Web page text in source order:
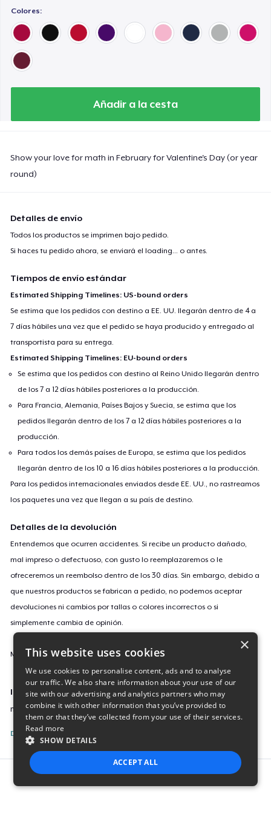
Colores:
Añadir a la cesta
Show your love for math in February for Valentine's Day (or year
round)
Detalles de envío
Todos los productos se imprimen bajo pedido.
Si haces tu pedido ahora, se enviará elloading... o antes.
Tiempos de envío estándar
Estimated Shipping Timelines: US-bound orders
Se estima que los pedidos con destino a EE. UU. llegarán dentro de 4 a
7 días hábiles una vez que el pedido se haya producido y entregado al
transportista para su entrega.
Estimated Shipping Timelines: EU-bound orders
Se estima que los pedidos con destino al Reino Unido llegarán dentro
de los 7 a 12 días hábiles posteriores a la producción.
Para Francia, Alemania, Países Bajos y Suecia, se estima que los
pedidos llegarán dentro de los 7 a 12 días hábiles posteriores a la
producción.
Para todos los demás países de Europa, se estima que los pedidos
llegarán dentro de los 10 a 16 días hábiles posteriores a la producción.
Para los pedidos internacionales enviados desde EE. UU., no rastreamos
los paquetes una vez que llegan a su país de destino.
Detalles de la devolución
Entendemos que ocurren accidentes. Si recibe un producto dañado,
mal impreso o defectuoso, con gusto lo reemplazaremos o le
ofreceremos un reembolso dentro de los 30 días. Sin embargo, debido a
que nuestros productos se fabrican a pedido, no podemos aceptar
devoluciones ni cambios por tallas o colores incorrectos o si
simplemente cambia de opinión.
Más información sobre nuestra política de devoluciones
ID de campaña
math-love-2021
Denunciar esta listing
×
This website uses cookies
We use cookies to personalise content, ads and to analyse
our traffic. We also share information about your use of our
site with our advertising and analytics partners who may
combine it with other information that you’ve provided to
them or that they’ve collected from your use of their services.
Read more
SHOW DETAILS
ACCEPT ALL
STRICTLY NECESSARY PERFORMANCE